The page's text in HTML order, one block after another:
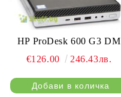
HP ProDesk 600 G3 DM
€126.00
246.43лв.